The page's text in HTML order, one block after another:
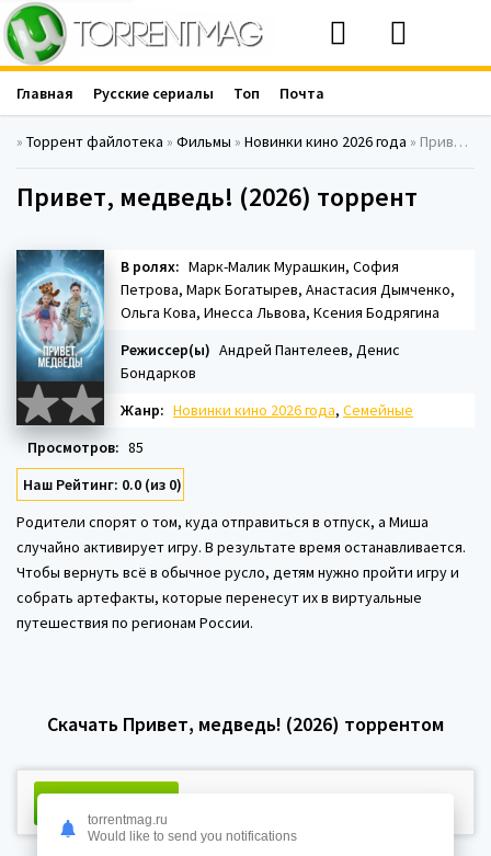
» Торрент файлотека » Фильмы » Новинки кино 2026 года » Привет, медведь! (2026)
Привет, медведь! (2026) торрент
В ролях: Марк-Малик Мурашкин, София
Петрова, Марк Богатырев, Анастасия Дымченко,
Ольга Кова, Инесса Львова, Ксения Бодрягина
Режиссер(ы) Андрей Пантелеев, Денис
Бондарков
Жанр: Новинки кино 2026 года, Семейные
Просмотров: 85
Наш Рейтинг: 0.0 (из 0)
Родители спорят о том, куда отправиться в отпуск, а Миша
случайно активирует игру. В результате время останавливается.
Чтобы вернуть всё в обычное русло, детям нужно пройти игру и
собрать артефакты, которые перенесут их в виртуальные
путешествия по регионам России.
Скачать Привет, медведь! (2026) торрентом
Главная Русские сериалы Топ Почта
torrentmag.ru
Would like to send you notifications